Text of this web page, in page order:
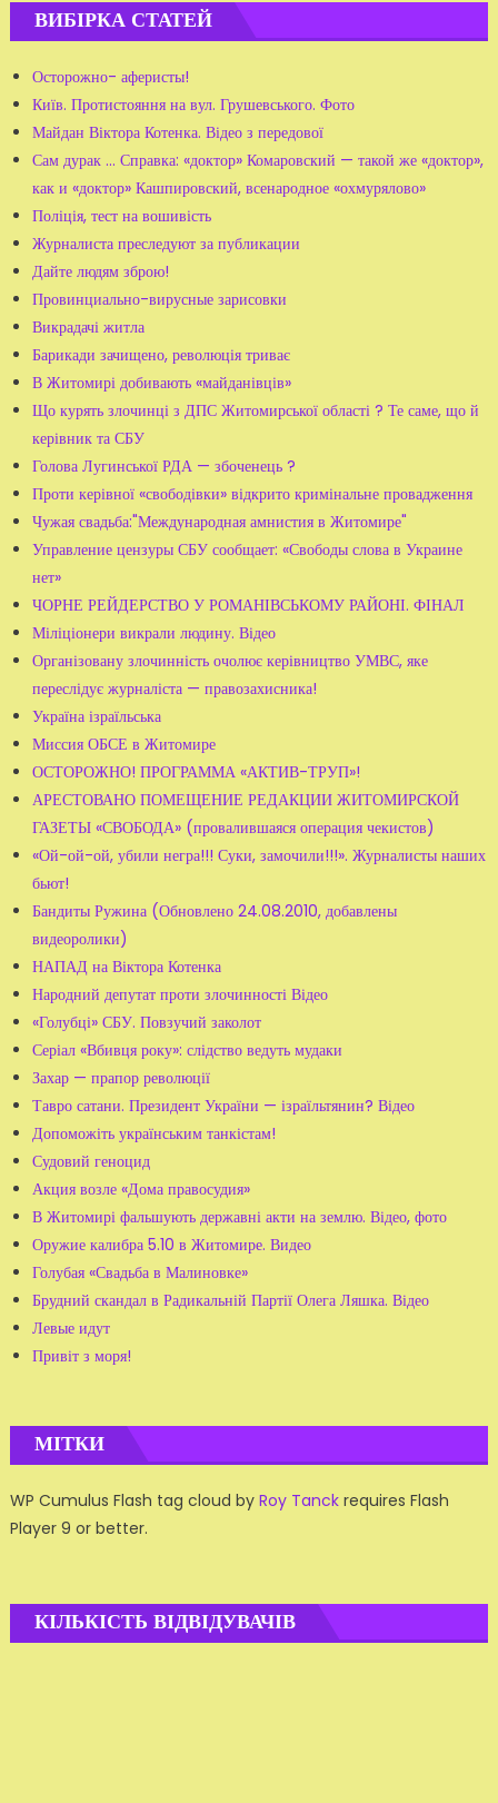
ВИБІРКА СТАТЕЙ
Осторожно- аферисты!
Київ. Протистояння на вул. Грушевського. Фото
Майдан Віктора Котенка. Відео з передової
Сам дурак ... Справка: «доктор» Комаровский — такой же «доктор»,
как и «доктор» Кашпировский, всенародное «охмурялово»
Поліція, тест на вошивість
Журналиста преследуют за публикации
Дайте людям зброю!
Провинциально-вирусные зарисовки
Викрадачі житла
Барикади зачищено, революція триває
В Житомирі добивають «майданівців»
Що курять злочинці з ДПС Житомирської області ? Те саме, що й
керівник та СБУ
Голова Лугинської РДА — збоченець ?
Проти керівної «свободівки» відкрито кримінальне провадження
Чужая свадьба:"Международная амнистия в Житомире"
Управление цензуры СБУ сообщает: «Свободы слова в Украине
нет»
ЧОРНЕ РЕЙДЕРСТВО У РОМАНІВСЬКОМУ РАЙОНІ. ФІНАЛ
Міліціонери викрали людину. Відео
Організовану злочинність очолює керівництво УМВС, яке
переслідує журналіста — правозахисника!
Україна ізраїльська
Миссия ОБСЕ в Житомире
ОСТОРОЖНО! ПРОГРАММА «АКТИВ-ТРУП»!
АРЕСТОВАНО ПОМЕЩЕНИЕ РЕДАКЦИИ ЖИТОМИРСКОЙ
ГАЗЕТЫ «СВОБОДА» (провалившаяся операция чекистов)
«Ой-ой-ой, убили негра!!! Суки, замочили!!!». Журналисты наших
бьют!
Бандиты Ружина (Обновлено 24.08.2010, добавлены
видеоролики)
НАПАД на Віктора Котенка
Народний депутат проти злочинності Відео
«Голубці» СБУ. Повзучий заколот
Серіал «Вбивця року»: слідство ведуть мудаки
Захар — прапор революції
Тавро сатани. Президент України — ізраїльтянин? Відео
Допоможіть українським танкістам!
Судовий геноцид
Акция возле «Дома правосудия»
В Житомирі фальшують державні акти на землю. Відео, фото
Оружие калибра 5.10 в Житомире. Видео
Голубая «Свадьба в Малиновке»
Брудний скандал в Радикальній Партії Олега Ляшка. Відео
Левые идут
Привіт з моря!
МІТКИ
WP Cumulus Flash tag cloud by Roy Tanckrequires Flash
Player 9 or better.
КІЛЬКІСТЬ ВІДВІДУВАЧІВ